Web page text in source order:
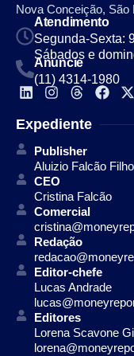
Nova Conceição, São
Atendimento
Segunda-Sexta:
Sábados e
Anuncie
(11) 4314-1980
Expediente
Publisher
Aluizio Falcão Filho
CEO
Cristina Falcão
Comercial
Redação
Editor-chefe
Lucas Andrade
Editores
Lorena Scavone